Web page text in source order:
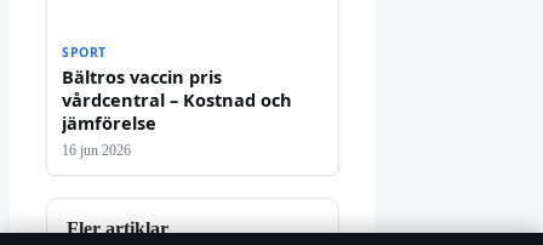
SPORT
Bältros vaccin pris
vårdcentral – Kostnad och
jämförelse
16 jun 2026
Fler artiklar